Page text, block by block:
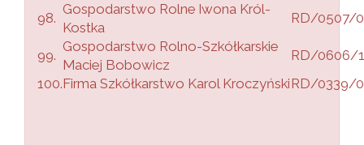
98.
Gospodarstwo Rolne Iwona Król-
Kostka
RD/0507/
99.
Gospodarstwo Rolno-Szkółkarskie
Maciej Bobowicz
RD/0606/
100.Firma Szkółkarstwo Karol KroczyńskiRD/0339/